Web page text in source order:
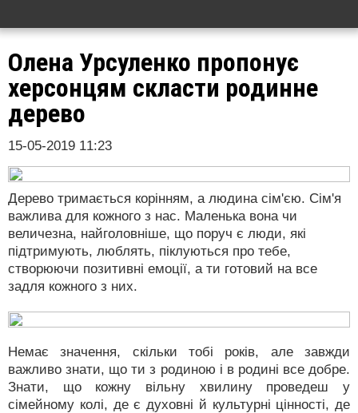
Олена Урсуленко пропонує
херсонцям скласти родинне
дерево
15-05-2019 11:23
Дерево тримається корінням, а людина сім'єю. Сім'я
важлива для кожного з нас. Маленька вона чи
величезна, найголовніше, що поруч є люди, які
підтримують, люблять, піклуються про тебе,
створюючи позитивні емоції, а ти готовий на все
задля кожного з них.
Немає значення, скільки тобі років, але завжди
важливо знати, що ти з родиною і в родині все добре.
Знати, що кожну вільну хвилину проведеш у
сімейному колі, де є духовні й культурні цінності, де